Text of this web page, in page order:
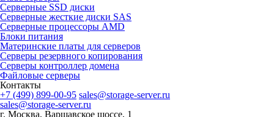
Серверные SSD диски
Cерверные жесткие диски SAS
Серверные процессоры AMD
Блоки питания
Материнские платы для серверов
Серверы резервного копирования
Серверы контроллер домена
Файловые серверы
Контакты
+7 (499) 899-00-95 sales@storage-server.ru
sales@storage-server.ru
г. Москва, Варшавское шоссе, 1